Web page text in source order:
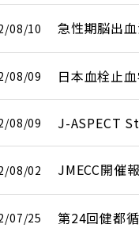
08/10 急性期脳出
08/09 日本血栓止
08/09 J-ASPECT
08/02 JMECC開催
07/25 第24回健都